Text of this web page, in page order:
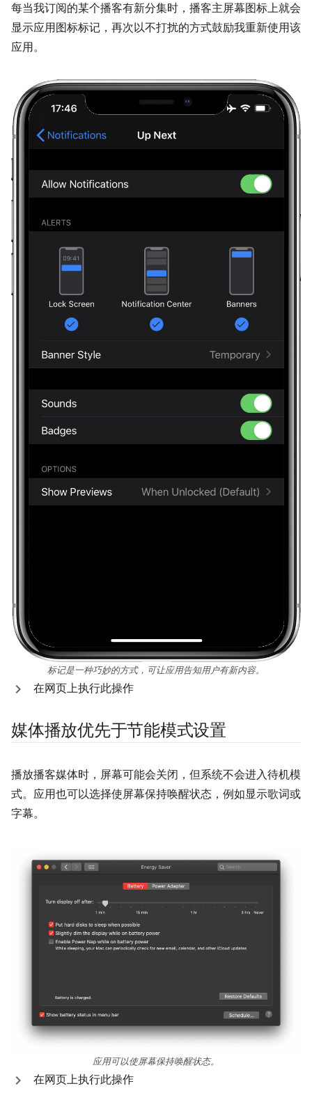
每当我订阅的某个播客有新分集时，播客主屏幕图标上就会
显示应用图标标记，再次以不打扰的方式鼓励我重新使用该
应用。
标记是一种巧妙的方式，可让应用告知用户有新内容。
在网页上执行此操作
媒体播放优先于节能模式设置
播放播客媒体时，屏幕可能会关闭，但系统不会进入待机模
式。应用也可以选择使屏幕保持唤醒状态，例如显示歌词或
字幕。
应用可以使屏幕保持唤醒状态。
在网页上执行此操作